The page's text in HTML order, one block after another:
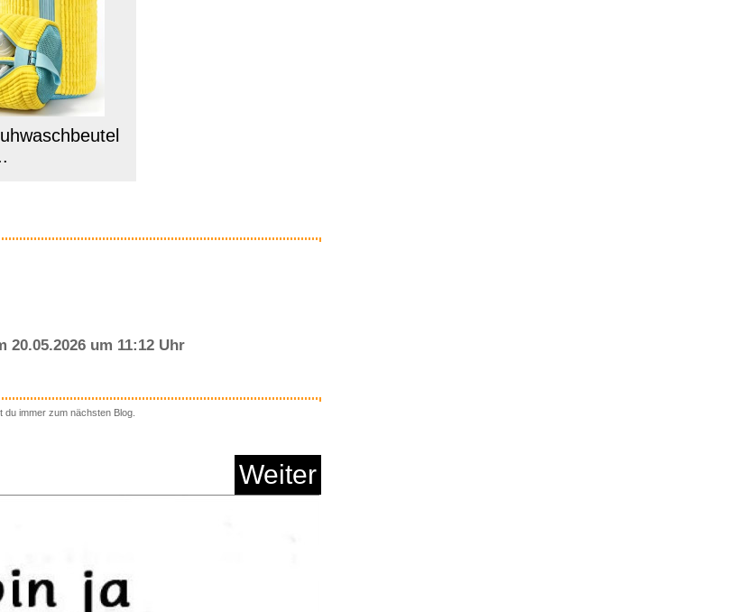
20.05.2026 um 11:12 Uhr
immer zum nächsten Blog.
Weiter